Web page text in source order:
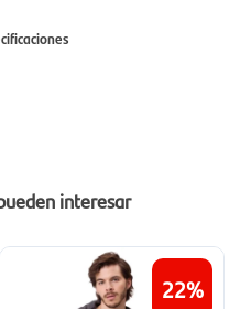
interesar
22